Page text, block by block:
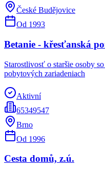
České Budějovice
Od 1993
Betanie - křesťanská
Starostlivosť o staršie osoby
pobytových zariadeniach
Aktivní
65349547
Brno
Od 1996
Cesta domů, z.ú.